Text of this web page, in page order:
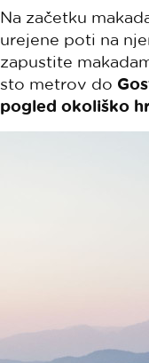
Na začetku
urejene poti na
zapustite
sto metrov do
pogled okoliško